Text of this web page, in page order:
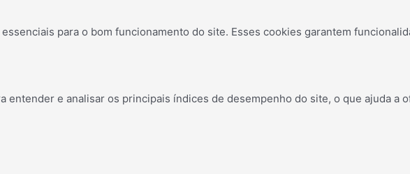
para o bom funcionamento do site. Esses cookies garantem
entender e analisar os principais índices de desempenho do site, o que ajuda